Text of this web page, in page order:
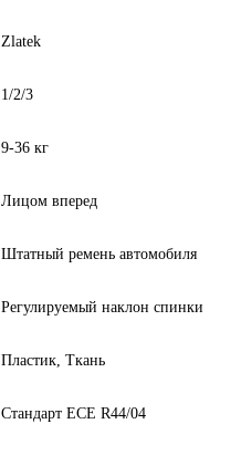
Zlatek
1/2/3
9-36 кг
Лицом вперед
Штатный ремень автомобиля
Регулируемый наклон спинки
Пластик, Ткань
Стандарт ECE R44/04